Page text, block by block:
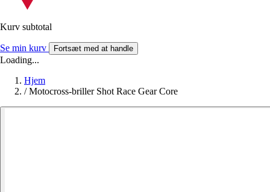
Kurv subtotal
Se min kurv Fortsæt med at handle
Loading...
Hjem
/ Motocross-briller Shot Race Gear Core